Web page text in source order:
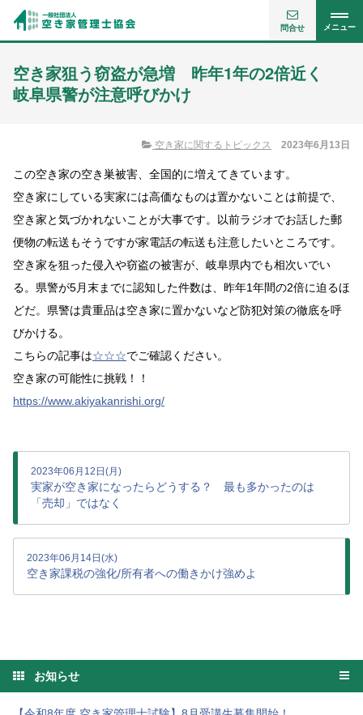
メニュー
問合せ
空き家狙う窃盗が急増 昨年1年の2倍近く
岐阜県警が注意呼びかけ
空き家に関するトピックス 2023年6月13日
この空き家の空き巣被害、全国的に増えてきています。
空き家にしている実家には高価なものは置かないことは前提で、
空き家と気づかれないことが大事です。以前ラジオでお話した郵
便物の転送もそうですが家電話の転送も注意したいところです。
空き家を狙った侵入や窃盗の被害が、岐阜県内でも相次いでい
る。県警が5月末までに認知した件数は、昨年1年間の2倍に迫るほ
どだ。県警は貴重品は空き家に置かないなど防犯対策の徹底を呼
びかける。
こちらの記事は☆☆☆でご確認ください。
空き家の可能性に挑戦！！
https://www.akiyakanrishi.org/
2023年06月12日(月)
実家が空き家になったらどうする？ 最も多かったのは
「売却」ではなく
2023年06月14日(水)
空き家課税の強化/所有者への働きかけ強めよ
お知らせ